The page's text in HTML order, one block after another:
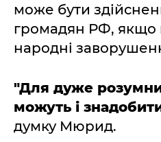
може бути
громадян РФ, якщо
народні
"Для дуже
можуть і
думку Мюрид.